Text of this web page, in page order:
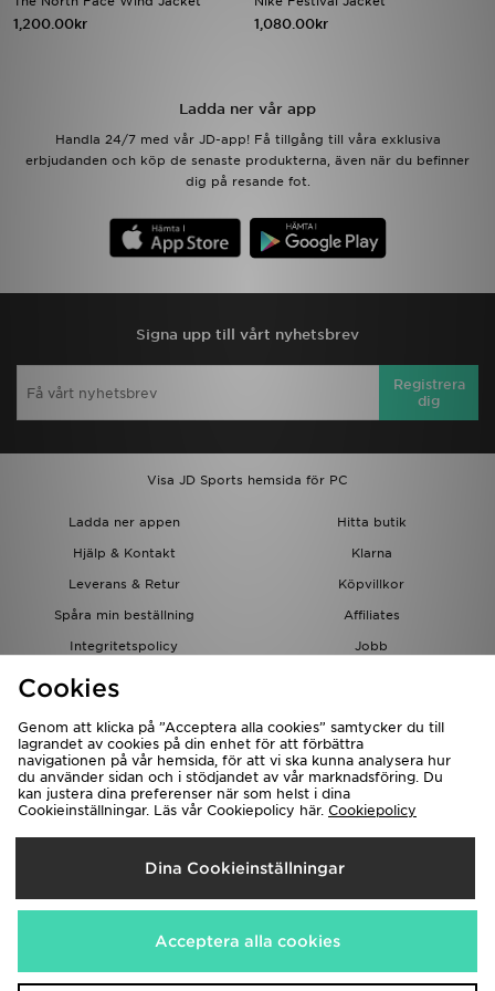
1,200.00kr 1,080.00kr
Ladda ner vår app
Handla 24/7 med vår JD-app! Få tillgång till våra exklusiva
erbjudanden och köp de senaste produkterna, även när du befinner
dig på resande fot.
Signa upp till vårt nyhetsbrev
Registrera
dig
Visa JD Sports hemsida för PC
Ladda ner appen
Hitta butik
Hjälp & Kontakt
Klarna
Leverans & Retur
Köpvillkor
Spåra min beställning
Affiliates
Integritetspolicy
Jobb
JD-bloggen
Levererar Till
Sverige
Vi accepterar följande betalningssätt
Mina meddelanden
Cookies
Genom att klicka på ”Acceptera alla cookies” samtycker du till
lagrandet av cookies på din enhet för att förbättra
navigationen på vår hemsida, för att vi ska kunna analysera hur
du använder sidan och i stödjandet av vår marknadsföring. Du
kan justera dina preferenser när som helst i dina
Cookieinställningar. Läs vår Cookiepolicy här. Cookiepolicy
Dina Cookieinställningar
Acceptera alla cookies